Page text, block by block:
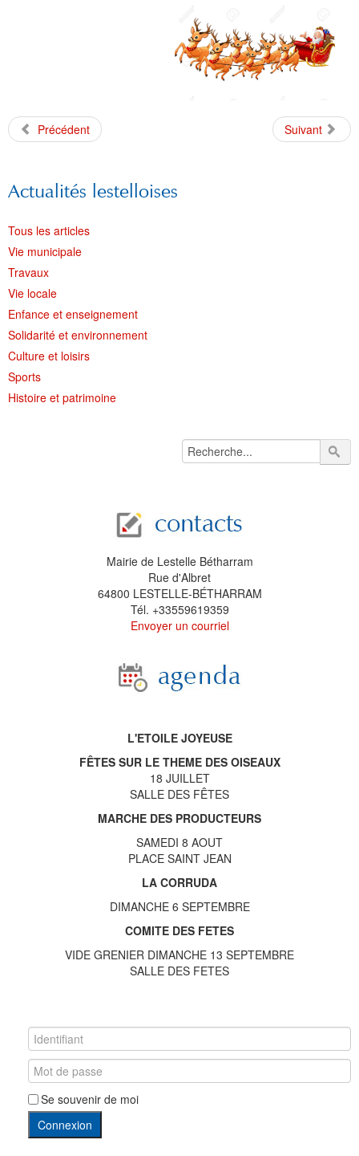
Précédent Suivant
Actualités lestelloises
Tous les articles
Vie municipale
Travaux
Vie locale
Enfance et enseignement
Solidarité et environnement
Culture et loisirs
Sports
Histoire et patrimoine
Mairie de Lestelle Bétharram
Rue d'Albret
64800 LESTELLE-BÉTHARRAM
Tél. +33559619359
Envoyer un courriel
L'ETOILE JOYEUSE
FÊTES SUR LE THEME DES OISEAUX
18 JUILLET
SALLE DES FÊTES
MARCHE DES PRODUCTEURS
SAMEDI 8 AOUT
PLACE SAINT JEAN
LA CORRUDA
DIMANCHE 6 SEPTEMBRE
COMITE DES FETES
VIDE GRENIER DIMANCHE 13 SEPTEMBRE
SALLE DES FETES
Se souvenir de moi
Connexion